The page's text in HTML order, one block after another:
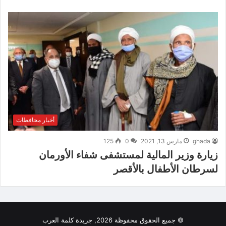
أخبار محافظات
ghada مارس 13, 2021 0
125
زيارة وزير المالية لمستشفى شفاء الأورمان
لسرطان الأطفال بالأقصر
© جميع الحقوق محفوظة 2026, جريدة كلمة العرب